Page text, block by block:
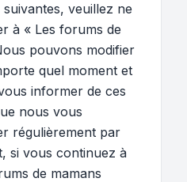
veuillez ne
à « Les forums de
pouvons modifier
quel moment et
informer de ces
nous vous
régulièrement par
si vous continuez à
de mamans